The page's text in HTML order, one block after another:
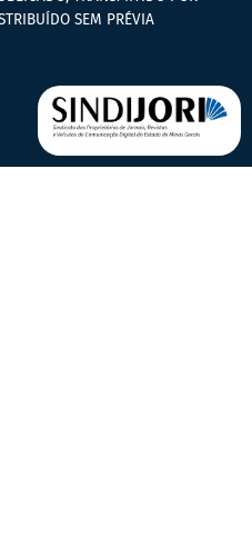
SEM PRÉVIA